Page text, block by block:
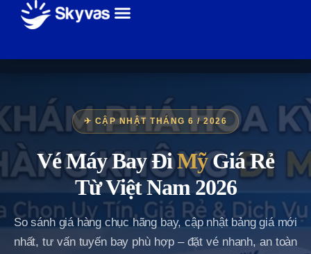
✈ CẬP NHẬT THÁNG 6 / 2026
Vé Máy Bay ĐiMỹGiá Rẻ
Từ Việt Nam 2026
So sánh giá hàng chục hãng bay, cập nhật bảng giá mới
nhất, tư vấn tuyến bay phù hợp – đặt vé nhanh, an toàn